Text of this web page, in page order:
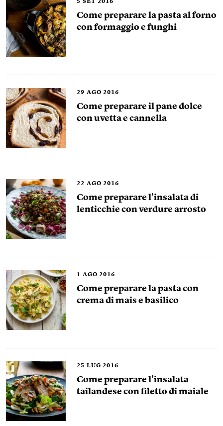
5 SET 2016
Come preparare la pasta al forno
con formaggio e funghi
29 AGO 2016
Come preparare il pane dolce
con uvetta e cannella
22 AGO 2016
Come preparare l’insalata di
lenticchie con verdure arrosto
1 AGO 2016
Come preparare la pasta con
crema di mais e basilico
25 LUG 2016
Come preparare l’insalata
tailandese con filetto di maiale